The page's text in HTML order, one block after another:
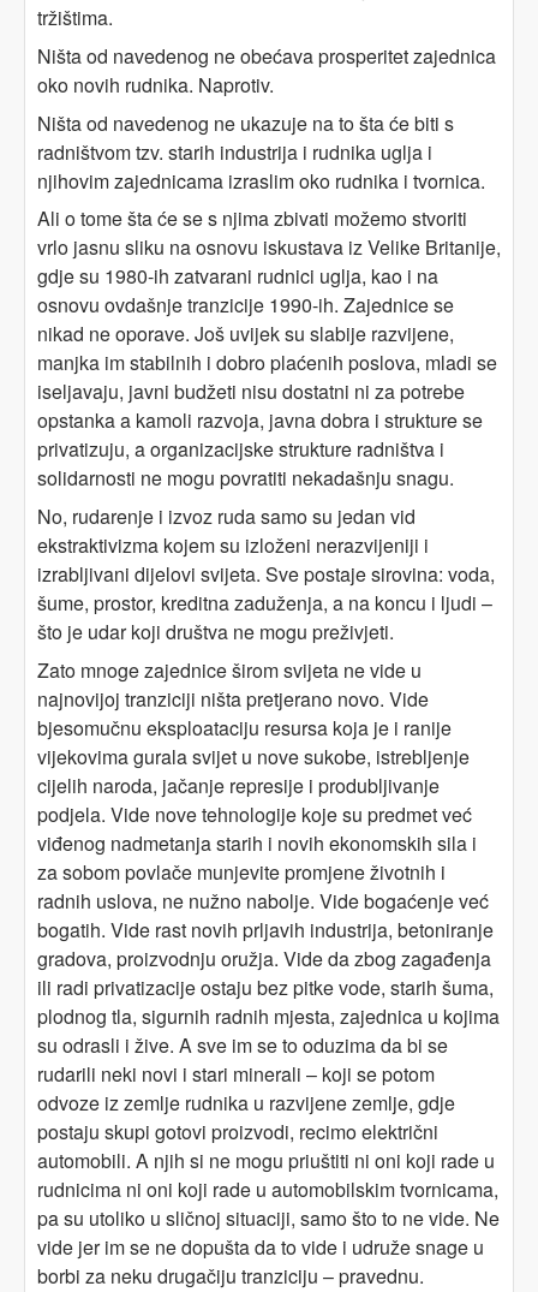
tržištima.
Ništa od navedenog ne obećava prosperitet zajednica
oko novih rudnika. Naprotiv.
Ništa od navedenog ne ukazuje na to šta će biti s
radništvom tzv. starih industrija i rudnika uglja i
njihovim zajednicama izraslim oko rudnika i tvornica.
Ali o tome šta će se s njima zbivati možemo stvoriti
vrlo jasnu sliku na osnovu iskustava iz Velike Britanije,
gdje su 1980-ih zatvarani rudnici uglja, kao i na
osnovu ovdašnje tranzicije 1990-ih. Zajednice se
nikad ne oporave. Još uvijek su slabije razvijene,
manjka im stabilnih i dobro plaćenih poslova, mladi se
iseljavaju, javni budžeti nisu dostatni ni za potrebe
opstanka a kamoli razvoja, javna dobra i strukture se
privatizuju, a organizacijske strukture radništva i
solidarnosti ne mogu povratiti nekadašnju snagu.
No, rudarenje i izvoz ruda samo su jedan vid
ekstraktivizma kojem su izloženi nerazvijeniji i
izrabljivani dijelovi svijeta. Sve postaje sirovina: voda,
šume, prostor, kreditna zaduženja, a na koncu i ljudi –
što je udar koji društva ne mogu preživjeti.
Zato mnoge zajednice širom svijeta ne vide u
najnovijoj tranziciji ništa pretjerano novo. Vide
bjesomučnu eksploataciju resursa koja je i ranije
vijekovima gurala svijet u nove sukobe, istrebljenje
cijelih naroda, jačanje represije i produbljivanje
podjela. Vide nove tehnologije koje su predmet već
viđenog nadmetanja starih i novih ekonomskih sila i
za sobom povlače munjevite promjene životnih i
radnih uslova, ne nužno nabolje. Vide bogaćenje već
bogatih. Vide rast novih prljavih industrija, betoniranje
gradova, proizvodnju oružja. Vide da zbog zagađenja
ili radi privatizacije ostaju bez pitke vode, starih šuma,
plodnog tla, sigurnih radnih mjesta, zajednica u kojima
su odrasli i žive. A sve im se to oduzima da bi se
rudarili neki novi i stari minerali – koji se potom
odvoze iz zemlje rudnika u razvijene zemlje, gdje
postaju skupi gotovi proizvodi, recimo električni
automobili. A njih si ne mogu priuštiti ni oni koji rade u
rudnicima ni oni koji rade u automobilskim tvornicama,
pa su utoliko u sličnoj situaciji, samo što to ne vide. Ne
vide jer im se ne dopušta da to vide i udruže snage u
borbi za neku drugačiju tranziciju – pravednu.